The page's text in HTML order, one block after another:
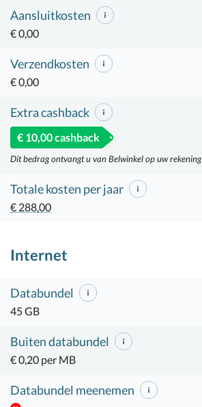
Aansluitkosten
€ 0,00
Verzendkosten
€ 0,00
Extra cashback
€ 10,00 cashback
Dit bedrag ontvangt u van Belwinkel op uw rekening
Totale kosten per jaar
€ 288,00
Internet
Databundel
45 GB
Buiten databundel
€ 0,20 per MB
Databundel meenemen